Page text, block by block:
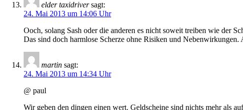
elder taxidriver sagt:
24. Mai 2013 um 14:06 Uhr
Ooch, solang Sash oder die anderen es nicht soweit treiben wie der
Das sind doch harmlose Scherze ohne Risiken und Nebenwirkungen.
martin sagt:
24. Mai 2013 um 14:34 Uhr
@ paul
Wir geben den dingen einen wert. Geldscheine sind nichts mehr als